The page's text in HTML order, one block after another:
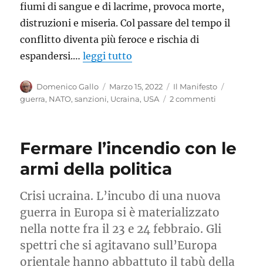
fiumi di sangue e di lacrime, provoca morte,
distruzioni e miseria. Col passare del tempo il
conflitto diventa più feroce e rischia di
espandersi.…leggi tutto
Autore
Domenico Gallo
Pubblicato
il
Marzo 15, 2022 Categorie
Il Manifesto
guerra, NATO,sanzioni, Ucraina, USA 2 commenti
per
Fermare l’incendio con le
armi della politica
Crisi ucraina. L’incubo di una nuova
guerra in Europa si è materializzato
nella notte fra il 23 e 24 febbraio. Gli
spettri che si agitavano sull’Europa
orientale hanno abbattuto il tabù della